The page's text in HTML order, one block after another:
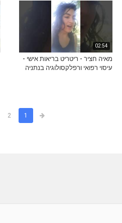
02:54
מאיה חציר - ריטריט בריאות אישי -
עיסוי רפואי ורפלקסולוגיה בנתניה
1
2